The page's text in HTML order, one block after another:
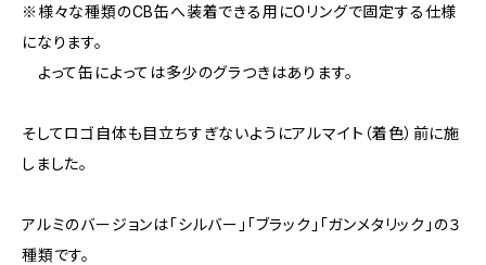
※様々な種類のCB缶へ装着できる用にOリングで固定する仕様
になります。
よって缶によっては多少のグラつきはあります。
そしてロゴ自体も目立ちすぎないようにアルマイト（着色）前に施
しました。
アルミのバージョンは「シルバー」「ブラック」「ガンメタリック」の３
種類です。